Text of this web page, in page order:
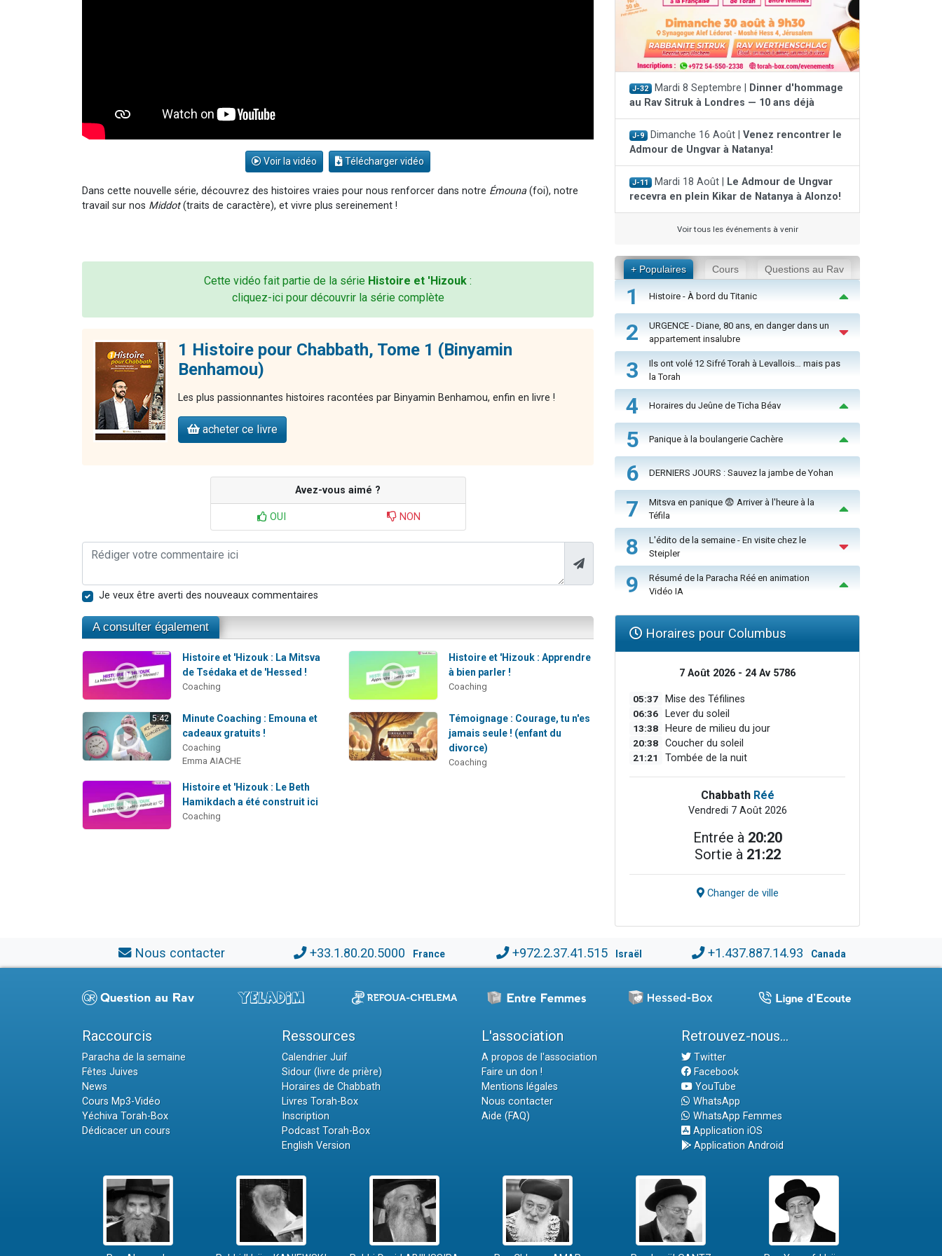
Voir la vidéo Télécharger vidéo
Dans cette nouvelle série, découvrez des histoires vraies pour nous renforcer dans notre Émouna(foi), notre
travail sur nos Middot(traits de caractère), et vivre plus sereinement !
Cette vidéo fait partie de la série Histoire et 'Hizouk :
cliquez-ici pour découvrir la série complète
1 Histoire pour Chabbath, Tome 1 (Binyamin
Benhamou)
Les plus passionnantes histoires racontées par Binyamin Benhamou, enfin en livre !
acheter ce livre
Avez-vous aimé ?
OUI NON
Je veux être averti des nouveaux commentaires
A consulter également
Histoire et 'Hizouk : La Mitsva
de Tsédaka et de 'Hessed !
Coaching
Histoire et 'Hizouk : Apprendre
à bien parler !
Coaching
5:42
Minute Coaching : Emouna et
cadeaux gratuits !
Coaching
Emma AIACHE
Témoignage : Courage, tu n'es
jamais seule ! (enfant du
divorce)
Coaching
Histoire et 'Hizouk : Le Beth
Hamikdach a été construit ici
Coaching
J-32 Mardi 8 Septembre |
Dinner d'hommage
au Rav Sitruk à Londres — 10 ans déjà
J-9 Dimanche 16 Août | Venez rencontrer le
Admour de Ungvar à Natanya!
J-11 Mardi 18 Août |
Le Admour de Ungvar
recevra en plein Kikar de Natanya à Alonzo!
Voir tous les événements à venir
+ Populaires Cours Questions au Rav
1 Histoire - À bord du Titanic
2
URGENCE - Diane, 80 ans, en danger dans un
appartement insalubre
3
Ils ont volé 12 Sifré Torah à Levallois… mais pas
la Torah
4 Horaires du Jeûne de Ticha Béav
5 Panique à la boulangerie Cachère
6 DERNIERS JOURS : Sauvez la jambe de Yohan
7
Mitsva en panique 😨 Arriver à l'heure à la
Téfila
8
L'édito de la semaine - En visite chez le
Steipler
9
Résumé de la Paracha Réé en animation
Vidéo IA
Horaires pour Columbus
7 Août 2026 - 24 Av 5786
05:37 Mise des Téfilines
06:36 Lever du soleil
13:38 Heure de milieu du jour
20:38 Coucher du soleil
21:21 Tombée de la nuit
Chabbath Réé
Vendredi 7 Août 2026
Entrée à 20:20
Sortie à 21:22
Changer de ville
Nous contacter +33.1.80.20.5000 France +972.2.37.41.515 Israël +1.437.887.14.93 Canada
Raccourcis
Paracha de la semaine
Fêtes Juives
News
Cours Mp3-Vidéo
Yéchiva Torah-Box
Dédicacer un cours
Ressources
Calendrier Juif
Sidour (livre de prière)
Horaires de Chabbath
Livres Torah-Box
Inscription
Podcast Torah-Box
English Version
L'association
A propos de l'association
Faire un don !
Mentions légales
Nous contacter
Aide (FAQ)
Retrouvez-nous...
Twitter
Facebook
YouTube
WhatsApp
WhatsApp Femmes
Application iOS
Application Android